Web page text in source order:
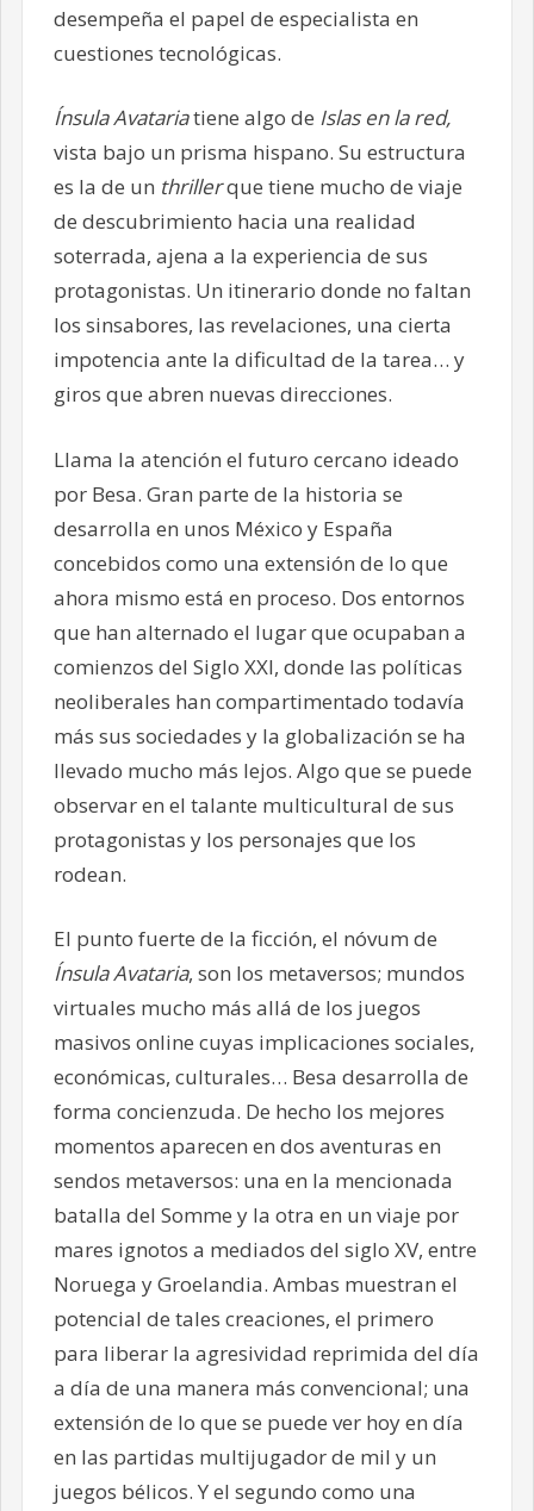
desempeña el papel de especialista en
cuestiones tecnológicas.
Ínsula Avatariatiene algo de Islas en la red,
vista bajo un prisma hispano. Su estructura
es la de un thrillerque tiene mucho de viaje
de descubrimiento hacia una realidad
soterrada, ajena a la experiencia de sus
protagonistas. Un itinerario donde no faltan
los sinsabores, las revelaciones, una cierta
impotencia ante la dificultad de la tarea… y
giros que abren nuevas direcciones.
Llama la atención el futuro cercano ideado
por Besa. Gran parte de la historia se
desarrolla en unos México y España
concebidos como una extensión de lo que
ahora mismo está en proceso. Dos entornos
que han alternado el lugar que ocupaban a
comienzos del Siglo XXI, donde las políticas
neoliberales han compartimentado todavía
más sus sociedades y la globalización se ha
llevado mucho más lejos. Algo que se puede
observar en el talante multicultural de sus
protagonistas y los personajes que los
rodean.
El punto fuerte de la ficción, el nóvum de
Ínsula Avataria, son los metaversos; mundos
virtuales mucho más allá de los juegos
masivos online cuyas implicaciones sociales,
económicas, culturales… Besa desarrolla de
forma concienzuda. De hecho los mejores
momentos aparecen en dos aventuras en
sendos metaversos: una en la mencionada
batalla del Somme y la otra en un viaje por
mares ignotos a mediados del siglo XV, entre
Noruega y Groelandia. Ambas muestran el
potencial de tales creaciones, el primero
para liberar la agresividad reprimida del día
a día de una manera más convencional; una
extensión de lo que se puede ver hoy en día
en las partidas multijugador de mil y un
juegos bélicos. Y el segundo como una